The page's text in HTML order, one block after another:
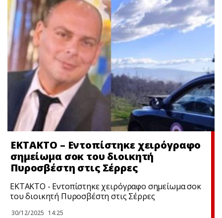
EKTAKTΟ – Εντοπίστηκε χειρόγραφο
σημείωμα σoκ του διοικητή
Πυροσβέστη στις Σέρρες
EKTAKTΟ - Εντοπίστηκε χειρόγραφο σημείωμα σoκ
του διοικητή Πυροσβέστη στις Σέρρες
30/12/2025 14:25